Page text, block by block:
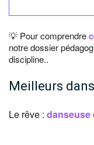
💡 Pour comprendre
notre dossier
discipline..
Meilleurs
Le rêve : danseuse